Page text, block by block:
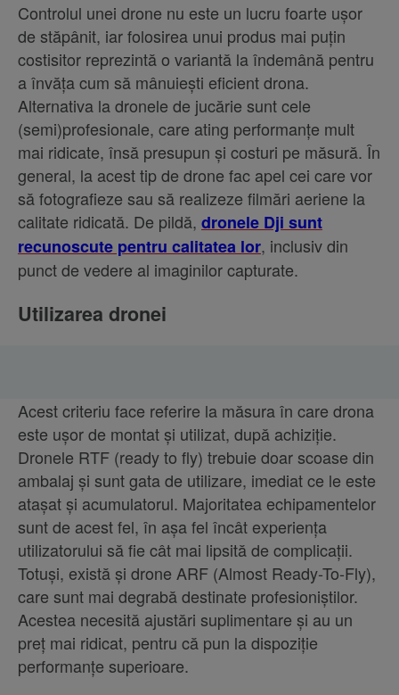
Controlul unei drone nu este un lucru foarte ușor
de stăpânit, iar folosirea unui produs mai puțin
costisitor reprezintă o variantă la îndemână pentru
a învăța cum să mânuiești eficient drona.
Alternativa la dronele de jucărie sunt cele
(semi)profesionale, care ating performanțe mult
mai ridicate, însă presupun și costuri pe măsură. În
general, la acest tip de drone fac apel cei care vor
să fotografieze sau să realizeze filmări aeriene la
calitate ridicată. De pildă, dronele Dji sunt
recunoscute pentru calitatea lor, inclusiv din
punct de vedere al imaginilor capturate.
Utilizarea dronei
Acest criteriu face referire la măsura în care drona
este ușor de montat și utilizat, după achiziție.
Dronele RTF (ready to fly) trebuie doar scoase din
ambalaj și sunt gata de utilizare, imediat ce le este
atașat și acumulatorul. Majoritatea echipamentelor
sunt de acest fel, în așa fel încât experiența
utilizatorului să fie cât mai lipsită de complicații.
Totuși, există și drone ARF (Almost Ready-To-Fly),
care sunt mai degrabă destinate profesioniștilor.
Acestea necesită ajustări suplimentare și au un
preț mai ridicat, pentru că pun la dispoziție
performanțe superioare.